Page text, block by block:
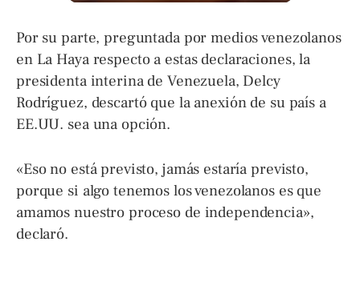
Por su parte, preguntada por medios venezolanos
en La Haya respecto a estas declaraciones, la
presidenta interina de Venezuela, Delcy
Rodríguez, descartó que la anexión de su país a
EE.UU. sea una opción.
«Eso no está previsto, jamás estaría previsto,
porque si algo tenemos los venezolanos es que
amamos nuestro proceso de independencia»,
declaró.